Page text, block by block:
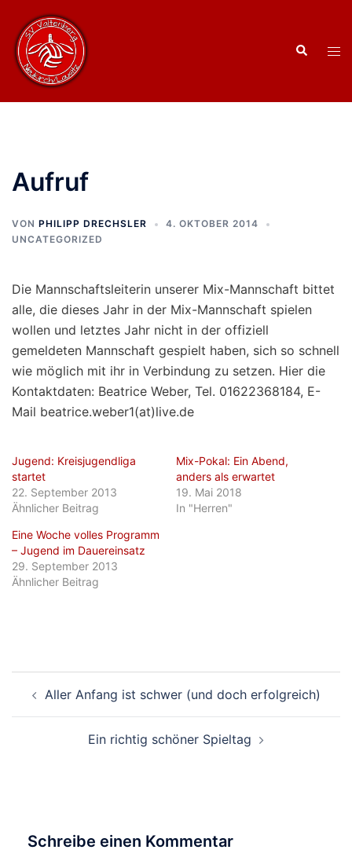
Inhalt
springen
Suche
Aufruf
VON PHILIPP DRECHSLER
4. OKTOBER 2014
UNCATEGORIZED
Die Mannschaftsleiterin unserer Mix-Mannschaft bittet
alle, die dieses Jahr in der Mix-Mannschaft spielen
wollen und letztes Jahr nicht in der offiziell
gemeldeten Mannschaft gespielt haben, sich so schnell
wie möglich mit ihr in Verbindung zu setzen. Hier die
Kontaktdaten: Beatrice Weber, Tel. 01622368184, E-
Mail beatrice.weber1(at)live.de
Jugend: Kreisjugendliga
startet
22. September 2013
Ähnlicher Beitrag
Mix-Pokal: Ein Abend,
anders als erwartet
19. Mai 2018
In "Herren"
Eine Woche volles Programm
– Jugend im Dauereinsatz
29. September 2013
Ähnlicher Beitrag
Aller Anfang ist schwer (und doch erfolgreich)
Ein richtig schöner Spieltag
Schreibe einen Kommentar